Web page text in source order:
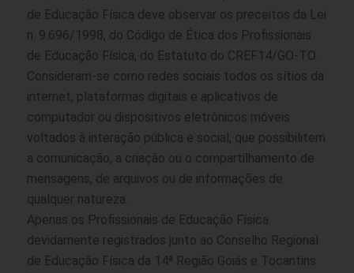
de Educação Física deve observar os preceitos da Lei
n. 9.696/1998, do Código de Ética dos Profissionais
de Educação Física, do Estatuto do CREF14/GO-TO.
Consideram-se como redes sociais todos os sítios da
internet, plataformas digitais e aplicativos de
computador ou dispositivos eletrônicos móveis
voltados à interação pública e social, que possibilitem
a comunicação, a criação ou o compartilhamento de
mensagens, de arquivos ou de informações de
qualquer natureza.
Apenas os Profissionais de Educação Física
devidamente registrados junto ao Conselho Regional
de Educação Física da 14ª Região Goiás e Tocantins